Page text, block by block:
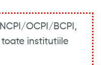
OCPI/BCPI,
institutiile